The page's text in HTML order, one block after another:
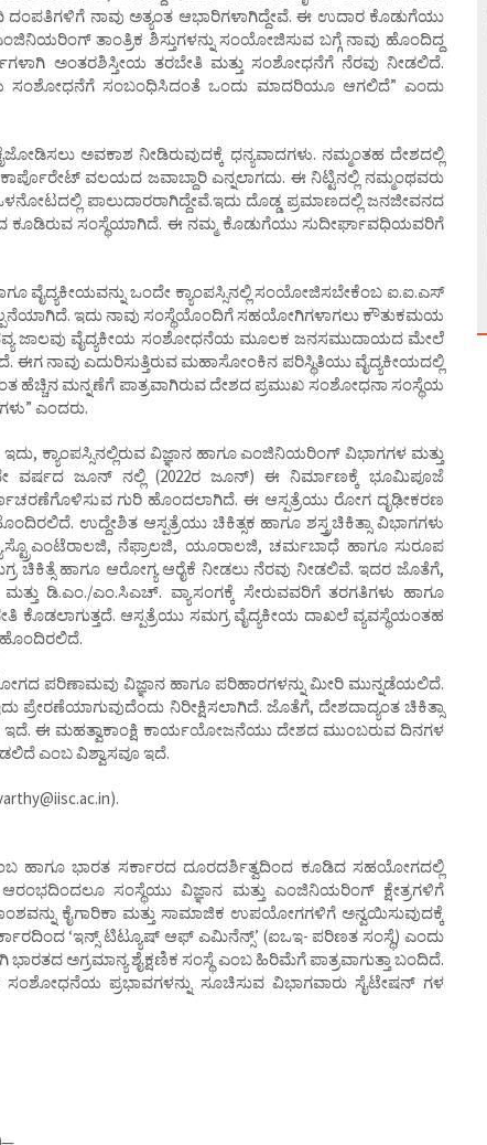
ದಂಪತಿಗಳಿಗೆ ನಾವು ಅತ್ಯಂತ ಆಭಾರಿಗಳಾಗಿದ್ದೇವೆ. ಈ ಉದಾರ ಕೊಡುಗೆಯು
ತಾಂತ್ರಿಕ ಶಿಸ್ತುಗಳನ್ನು ಸಂಯೋಜಿಸುವ ಬಗ್ಗೆ ನಾವು ಹೊಂದಿದ್ದ
ಅಂತರಶಿಸ್ತೀಯ ತರಬೇತಿ ಮತ್ತು ಸಂಶೋಧನೆಗೆ ನೆರವು ನೀಡಲಿದೆ.
ಸಂಶೋಧನೆಗೆ ಸಂಬಂಧಿಸಿದಂತೆ ಒಂದು ಮಾದರಿಯೂ ಆಗಲಿದೆ” ಎಂದು
ಅವಕಾಶ ನೀಡಿರುವುದಕ್ಕೆ ಧನ್ಯವಾದಗಳು. ನಮ್ಮಂತಹ ದೇಶದಲ್ಲಿ
ವಲಯದ ಜವಾಬ್ದಾರಿ ಎನ್ನಲಾಗದು. ಈ ನಿಟ್ಟಿನಲ್ಲಿ ನಮ್ಮಂಥವರು
ಪಾಲುದಾರರಾಗಿದ್ದೇವೆ.ಇದು ದೊಡ್ಡ ಪ್ರಮಾಣದಲ್ಲಿ ಜನಜೀವನದ
ಕೂಡಿರುವ ಸಂಸ್ಥೆಯಾಗಿದೆ. ಈ ನಮ್ಮ ಕೊಡುಗೆಯು ಸುದೀರ್ಘಾವಧಿಯವರಿಗೆ
ವೈದ್ಯಕೀಯವನ್ನು ಒಂದೇ ಕ್ಯಾಂಪಸ್ಸಿನಲ್ಲಿ ಸಂಯೋಜಿಸಬೇಕೆಂಬ ಐ.ಐ.ಎಸ್
ಇದು ನಾವು ಸಂಸ್ಥೆಯೊಂದಿಗೆ ಸಹಯೋಗಿಗಳಾಗಲು ಕೌತುಕಮಯ
ಜಾಲವು ವೈದ್ಯಕೀಯ ಸಂಶೋಧನೆಯ ಮೂಲಕ ಜನಸಮುದಾಯದ ಮೇಲೆ
ನಾವು ಎದುರಿಸುತ್ತಿರುವ ಮಹಾಸೋಂಕಿನ ಪರಿಸ್ಥಿತಿಯು ವೈದ್ಯಕೀಯದಲ್ಲಿ
ಹೆಚ್ಚಿನ ಮನ್ನಣೆಗೆ ಪಾತ್ರವಾಗಿರುವ ದೇಶದ ಪ್ರಮುಖ ಸಂಶೋಧನಾ ಸಂಸ್ಥೆಯ
ಎಂದರು.
ಕ್ಯಾಂಪಸ್ಸಿನಲ್ಲಿರುವ ವಿಜ್ಞಾನ ಹಾಗೂ ಎಂಜಿನಿಯರಿಂಗ್ ವಿಭಾಗಗಳ ಮತ್ತು
ಜೂನ್ ನಲ್ಲಿ (2022ರ ಜೂನ್) ಈ ನಿರ್ಮಾಣಕ್ಕೆ ಭೂಮಿಪೂಜೆ
ಗುರಿ ಹೊಂದಲಾಗಿದೆ. ಈ ಆಸ್ಪತ್ರೆಯು ರೋಗ ದೃಢೀಕರಣ
ಉದ್ದೇಶಿತ ಆಸ್ಪತ್ರೆಯು ಚಿಕಿತ್ಸಕ ಹಾಗೂ ಶಸ್ತ್ರಚಿಕಿತ್ಸಾ ವಿಭಾಗಗಳು
ನೆಫ್ರಾಲಜಿ, ಯೂರಾಲಜಿ, ಚರ್ಮಬಾಧೆ ಹಾಗೂ ಸುರೂಪ
ಚಿಕಿತ್ಸೆ ಹಾಗೂ ಆರೋಗ್ಯ ಆರೈಕೆ ನೀಡಲು ನೆರವು ನೀಡಲಿವೆ. ಇದರ ಜೊತೆಗೆ,
ಡಿ.ಎಂ./ಎಂ.ಸಿಎಚ್. ವ್ಯಾಸಂಗಕ್ಕೆ ಸೇರುವವರಿಗೆ ತರಗತಿಗಳು ಹಾಗೂ
ಆಸ್ಪತ್ರೆಯು ಸಮಗ್ರ ವೈದ್ಯಕೀಯ ದಾಖಲೆ ವ್ಯವಸ್ಥೆಯಂತಹ
ಪರಿಣಾಮವು ವಿಜ್ಞಾನ ಹಾಗೂ ಪರಿಹಾರಗಳನ್ನು ಮೀರಿ ಮುನ್ನಡೆಯಲಿದೆ.
ಪ್ರೇರಣೆಯಾಗುವುದೆಂದು ನಿರೀಕ್ಷಿಸಲಾಗಿದೆ. ಜೊತೆಗೆ, ದೇಶದಾದ್ಯಂತ ಚಿಕಿತ್ಸಾ
ಈ ಮಹತ್ವಾಕಾಂಕ್ಷಿ ಕಾರ್ಯಯೋಜನೆಯು ದೇಶದ ಮುಂಬರುವ ದಿನಗಳ
ಎಂಬ ವಿಶ್ವಾಸವೂ ಇದೆ.
ಹಾಗೂ ಭಾರತ ಸರ್ಕಾರದ ದೂರದರ್ಶಿತ್ವದಿಂದ ಕೂಡಿದ ಸಹಯೋಗದಲ್ಲಿ
ಸಂಸ್ಥೆಯು ವಿಜ್ಞಾನ ಮತ್ತು ಎಂಜಿನಿಯರಿಂಗ್ ಕ್ಷೇತ್ರಗಳಿಗೆ
ಕೈಗಾರಿಕಾ ಮತ್ತು ಸಾಮಾಜಿಕ ಉಪಯೋಗಗಳಿಗೆ ಅನ್ವಯಿಸುವುದಕ್ಕೆ
‘ಇನ್ಸ್ ಟಿಟ್ಯೂಷ್ ಆಫ್ ಎಮಿನೆನ್ಸ್’ (ಐಒಇ- ಪರಿಣತ ಸಂಸ್ಥೆ) ಎಂದು
ಅಗ್ರಮಾನ್ಯ ಶೈಕ್ಷಣಿಕ ಸಂಸ್ಥೆ ಎಂಬ ಹಿರಿಮೆಗೆ ಪಾತ್ರವಾಗುತ್ತಾ ಬಂದಿದೆ.
ಪ್ರಭಾವಗಳನ್ನು ಸೂಚಿಸುವ ವಿಭಾಗವಾರು ಸೈಟೇಷನ್ ಗಳ